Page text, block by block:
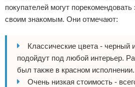
покупателей могут порекомендовать
своим знакомым. Они отмечают:
Классические цвета - черный
подойдут под любой интерьер.
был также в красном исполнении.
Очень низкая стоимость -